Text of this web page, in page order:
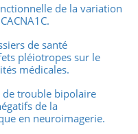
de la variation
de santé
pléiotropes sur le
médicales.
de trouble bipolaire
de la
en neuroimagerie.